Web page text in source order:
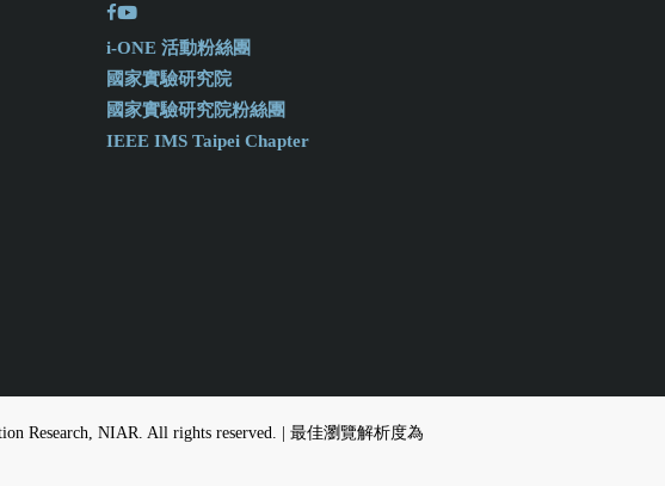
i-ONE 活動粉絲團
國家實驗研究院
國家實驗研究院粉絲團
IEEE IMS Taipei Chapter
Research, NIAR. All rights reserved. | 最佳瀏覽解析度為